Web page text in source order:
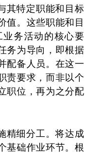
其特定职能和目标
值。这些职能和目
务活动的核心要
务为导向，即根据
配备人员。在这一
责要求，而非以个
职位，再为之分配
精细分工。将达成
基础作业环节。根